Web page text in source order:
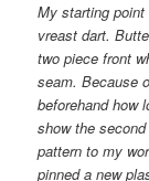
My starting
vreast dart.
two piece front
seam. Because
beforehand how
show the
pattern to my
pinned a new